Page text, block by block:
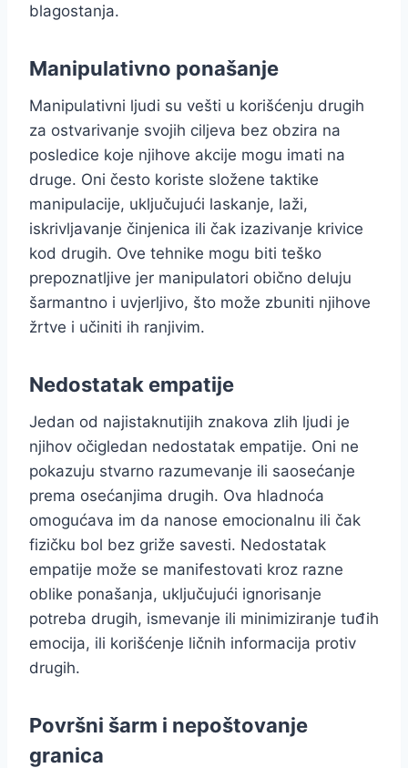
blagostanja.
Manipulativno ponašanje
Manipulativni ljudi su vešti u korišćenju drugih
za ostvarivanje svojih ciljeva bez obzira na
posledice koje njihove akcije mogu imati na
druge. Oni često koriste složene taktike
manipulacije, uključujući laskanje, laži,
iskrivljavanje činjenica ili čak izazivanje krivice
kod drugih. Ove tehnike mogu biti teško
prepoznatljive jer manipulatori obično deluju
šarmantno i uvjerljivo, što može zbuniti njihove
žrtve i učiniti ih ranjivim.
Nedostatak empatije
Jedan od najistaknutijih znakova zlih ljudi je
njihov očigledan nedostatak empatije. Oni ne
pokazuju stvarno razumevanje ili saosećanje
prema osećanjima drugih. Ova hladnoća
omogućava im da nanose emocionalnu ili čak
fizičku bol bez griže savesti. Nedostatak
empatije može se manifestovati kroz razne
oblike ponašanja, uključujući ignorisanje
potreba drugih, ismevanje ili minimiziranje tuđih
emocija, ili korišćenje ličnih informacija protiv
drugih.
Površni šarm i nepoštovanje
granica